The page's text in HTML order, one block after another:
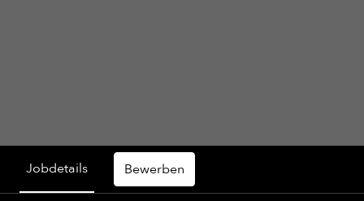
Jobdetails Bewerben